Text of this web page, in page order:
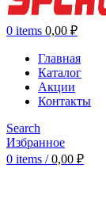
0 items 0,00 ₽
Главная
Каталог
Акции
Контакты
Search
Избранное
0 items / 0,00 ₽